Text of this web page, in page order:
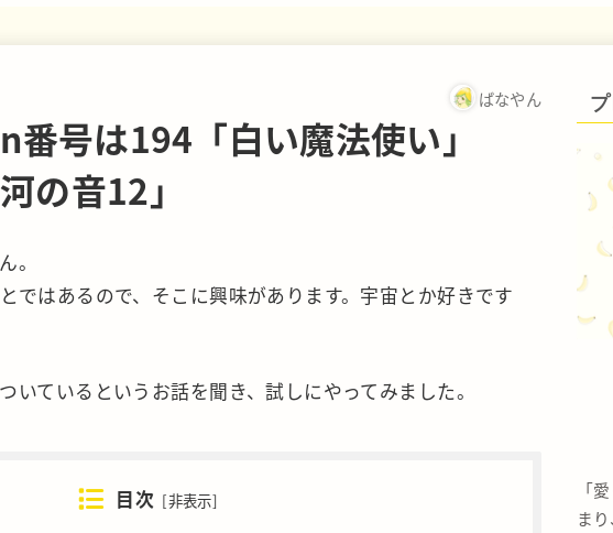
ばなやん
号は194「白い魔法使い」
の音12」
。
ではあるので、そこに興味があります。宇宙とか好きです
いているというお話を聞き、試しにやってみました。
目次 [非表示]
「
ま